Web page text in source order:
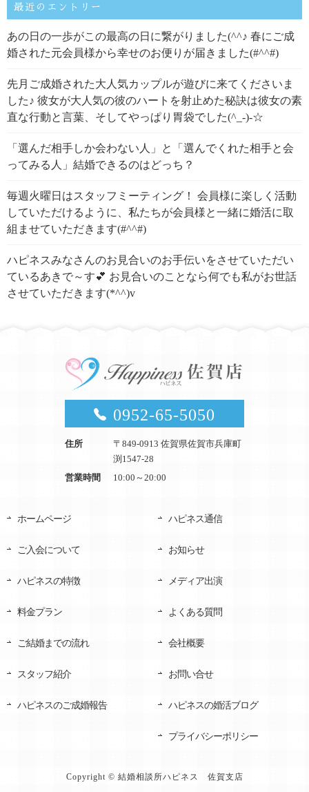
最近のエントリー
あの日の一歩がこの最高の日に繋がりました(^^♪ 春にご成
婚された元会員様から幸せのお便りが届きました(#^^#)
先月ご成婚された大人気カップルが遊びに来てくださいま
した♪ 彼女が大人気の彼のハートを射止めた秘訣は彼女の素
直な行動と言葉、そしてやっぱり胃袋でした(^_-)-☆
「選んだ相手しか会わない人」と「選んでくれた相手と会
ってみる人」結婚できるのはどっち？
毎週火曜日はスタッフミーティング！ 会員様に楽しく活動
していただけるように、私たちが会員様と一緒に婚活に取
組ませていただきます(#^^#)
ハピネスみなさんのお見合いのお手伝いをさせていただい
ているあきで～す💕 お見合いのことなら何でも私がお世話
させていただきます(*^^)v
0952-65-5050
住所
〒849-0913 佐賀県佐賀市兵庫町
渕1547-28
営業時間
10:00～20:00
ホームページ
ご入会について
ハピネスの特徴
料金プラン
ご結婚までの流れ
スタッフ紹介
ハピネスのご成婚報告
ハピネス通信
お知らせ
メディア出演
よくある質問
会社概要
お問い合せ
ハピネスの婚活ブログ
プライバシーポリシー
Copyright © 結婚相談所ハピネス 佐賀支店